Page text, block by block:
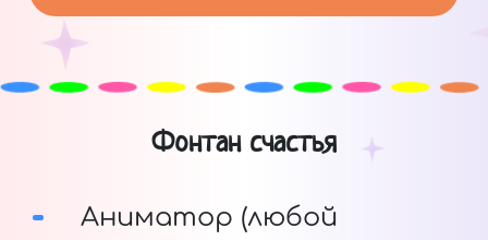
Фонтан счастья
Аниматор (любой